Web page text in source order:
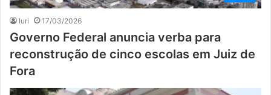
Iuri 17/03/2026
Governo Federal anuncia verba para
reconstrução de cinco escolas em Juiz de
Fora